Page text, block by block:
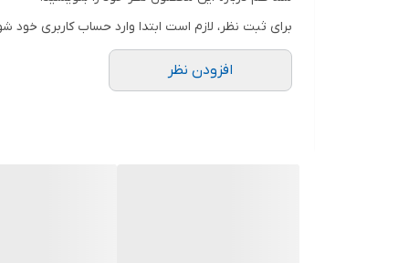
برای ثبت نظر، لازم است ابتدا وارد حساب کاربری خود
افزودن نظر